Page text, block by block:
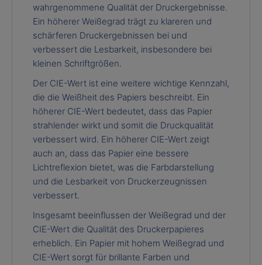
wahrgenommene Qualität der Druckergebnisse.
Ein höherer Weißegrad trägt zu klareren und
schärferen Druckergebnissen bei und
verbessert die Lesbarkeit, insbesondere bei
kleinen Schriftgrößen.
Der CIE-Wert ist eine weitere wichtige Kennzahl,
die die Weißheit des Papiers beschreibt. Ein
höherer CIE-Wert bedeutet, dass das Papier
strahlender wirkt und somit die Druckqualität
verbessert wird. Ein höherer CIE-Wert zeigt
auch an, dass das Papier eine bessere
Lichtreflexion bietet, was die Farbdarstellung
und die Lesbarkeit von Druckerzeugnissen
verbessert.
Insgesamt beeinflussen der Weißegrad und der
CIE-Wert die Qualität des Druckerpapieres
erheblich. Ein Papier mit hohem Weißegrad und
CIE-Wert sorgt für brillante Farben und